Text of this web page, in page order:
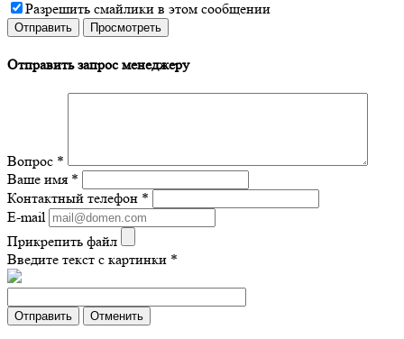
Разрешить смайлики в этом сообщении
Отправить запрос менеджеру
Вопрос *
Ваше имя *
Контактный телефон *
E-mail
Прикрепить файл
Введите текст с картинки *
Отправить Отменить